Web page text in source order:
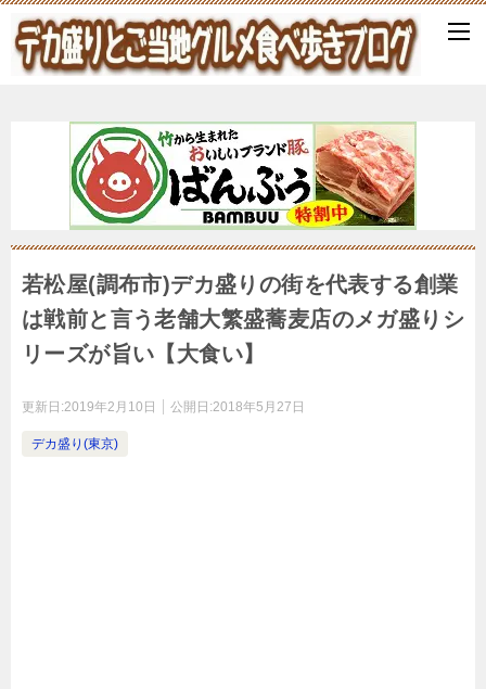
若松屋(調布市)デカ盛りの街を代表する創業
は戦前と言う老舗大繁盛蕎麦店のメガ盛りシ
リーズが旨い【大食い】
更新日:2019年2月10日 公開日:2018年5月27日
デカ盛り(東京)